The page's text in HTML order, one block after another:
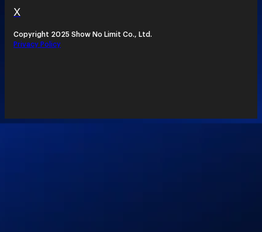
X
Copyright 2025 Show No Limit Co., Ltd.
Privacy Policy